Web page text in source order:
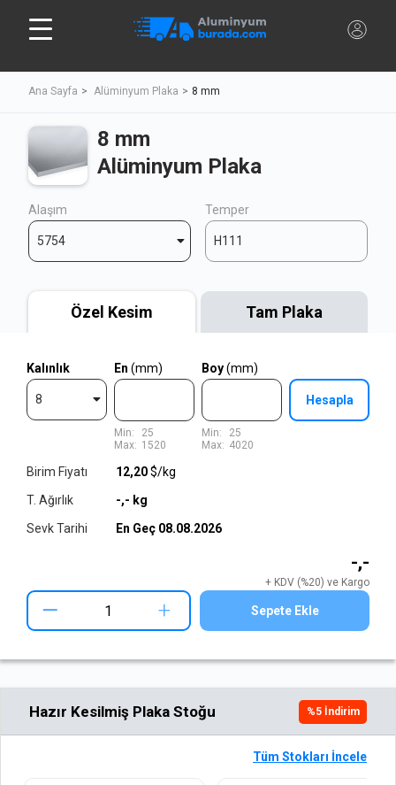
Ana Sayfa Alüminyum Plaka 8 mm
8 mm
Alüminyum Plaka
Alaşım
5754
Temper
H111
Özel Kesim Tam Plaka
Kalınlık
8
En (mm)
Min:
Max:
25
1520
Boy(mm)
Min:
Max:
25
4020
Hesapla
-,-
+ KDV (%20) ve Kargo
Birim Fiyatı
T. Ağırlık
Sevk Tarihi
12,20$/kg
-,- kg
En Geç 08.08.2026
+ Sepete Ekle
Hazır Kesilmiş Plaka Stoğu %5İndirim
Tüm Stokları İncele